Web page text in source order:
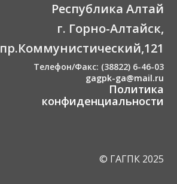
Республика Алтай
г. Горно-Алтайск,
пр.Коммунистический,121
Телефон/Факс: (38822) 6-46-03
gagpk-ga@mail.ru
Политика
конфиденциальности
© ГАГПК 2025